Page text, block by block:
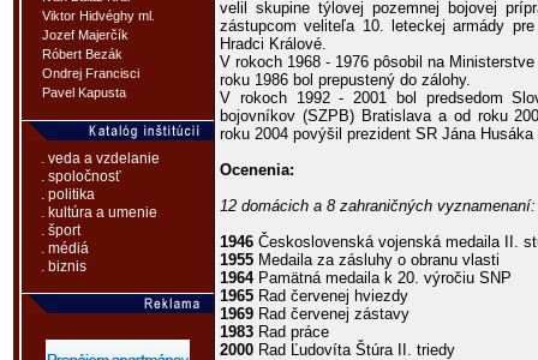
Viktor Hidvéghy ml.
Jozef Majerčík
Róbert Bezák
Ondrej Francisci
Pavel Kapusta
. veda a vzdelanie
. spoločnosť
. politika
. kultúra a umenie
. šport
. médiá
. biznis
velil skupine týlovej pozemnej bojovej
zástupcom veliteľa 10. leteckej armády
Hradci Králové.
V rokoch 1968 - 1976 pôsobil na
roku 1986 bol prepustený do zálohy.
V rokoch 1992 - 2001 bol predsedom
bojovníkov (SZPB) Bratislava a od roku
roku 2004 povýšil prezident SR Jána
Ocenenia:
12 domácich a 8 zahraničných vyznamenaní:
1946 Československá vojenská medaila II.
1955 Medaila za zásluhy o obranu vlasti
1964Pamätná medaila k 20. výročiu SNP
1965 Rad červenej hviezdy
1969 Rad červenej zástavy
1983 Rad práce
2000 Rad Ľudovíta Štúra II. triedy